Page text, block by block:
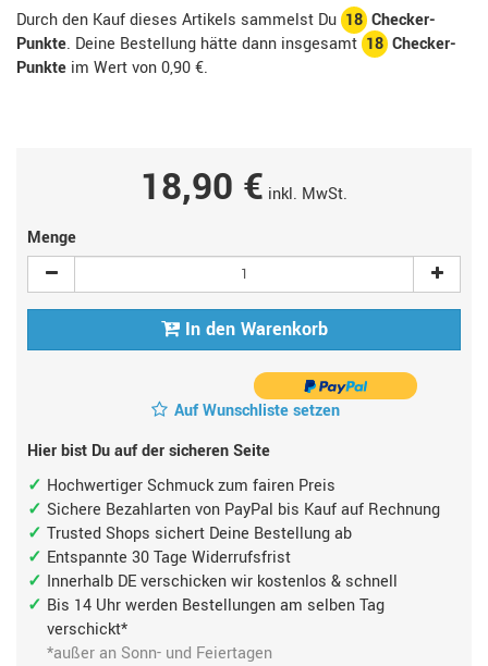
Durch den Kauf dieses Artikels sammelst Du 18 Checker-
Punkte. Deine Bestellung hätte dann insgesamt 18 Checker-
Punkte im Wert von0,90 €.
18,90 € inkl. MwSt.
Menge
In den Warenkorb
Auf Wunschliste setzen
Hier bist Du auf der sicheren Seite
Hochwertiger Schmuck zum fairen Preis
Sichere Bezahlarten von PayPal bis Kauf auf Rechnung
Trusted Shops sichert Deine Bestellung ab
Entspannte 30 Tage Widerrufsfrist
Innerhalb DE verschicken wir kostenlos & schnell
Bis 14 Uhr werden Bestellungen am selben Tag
verschickt*
*außer an Sonn- und Feiertagen